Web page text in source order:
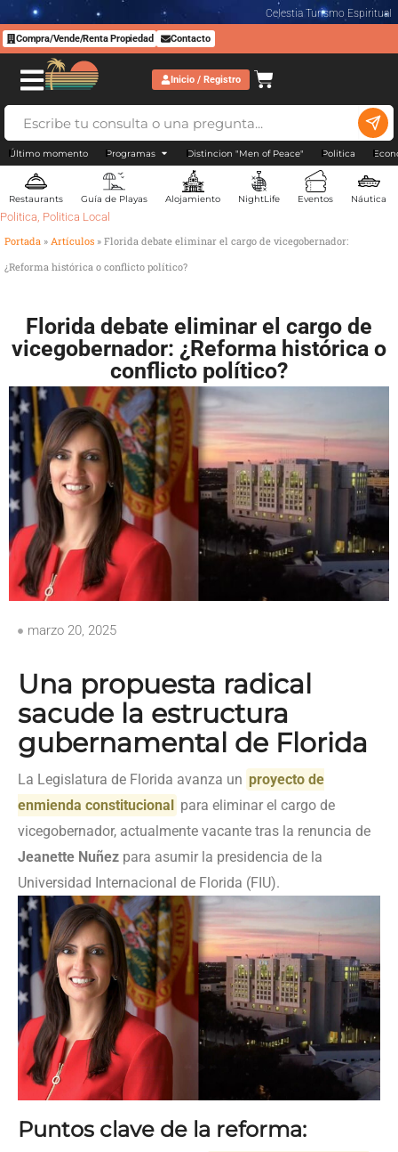
Celestia Turismo Espiritual
Compra/Vende/Renta Propiedad Contacto
Inicio / Registro
Último momento Programas Distincion "Men of Peace" Politica
Restaurants Guía de Playas Alojamiento NightLife Eventos Náutica
Politica, Politica Local
Portada » Artículos » Florida debate eliminar el cargo de vicegobernador:
¿Reforma histórica o conflicto político?
Florida debate eliminar el cargo de
vicegobernador: ¿Reforma histórica o
conflicto político?
marzo 20, 2025
Una propuesta radical
sacude la estructura
gubernamental de Florida
La Legislatura de Florida avanza un proyecto de
enmienda constitucional para eliminar el cargo de
vicegobernador, actualmente vacante tras la renuncia de
Jeanette Nuñez para asumir la presidencia de la
Universidad Internacional de Florida (FIU).
Puntos clave de la reforma: